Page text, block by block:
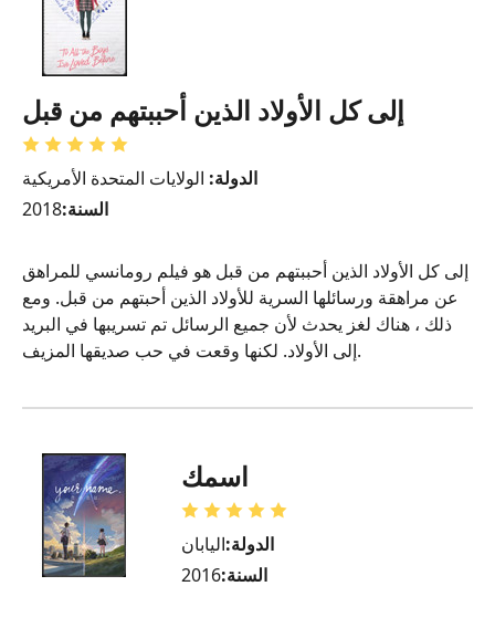
إلى كل الأولاد الذين أحببتهم من قبل
الدولة: الولايات المتحدة الأمريكية
السنة:2018
إلى كل الأولاد الذين أحببتهم من قبل هو فيلم رومانسي للمراهق
عن مراهقة ورسائلها السرية للأولاد الذين أحبتهم من قبل. ومع
ذلك ، هناك لغز يحدث لأن جميع الرسائل تم تسريبها في البريد
إلى الأولاد. لكنها وقعت في حب صديقها المزيف.
اسمك
الدولة:اليابان
السنة:2016